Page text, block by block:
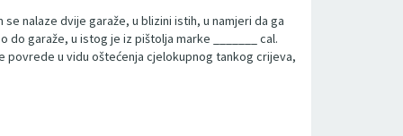
nalaze dvije garaže, u blizini istih, u namjeri da ga
garaže, u istog je iz pištolja marke _______ cal.
povrede u vidu oštećenja cjelokupnog tankog crijeva,